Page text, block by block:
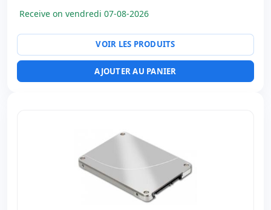
Receive on vendredi 07-08-2026
VOIR LES PRODUITS
AJOUTER AU PANIER